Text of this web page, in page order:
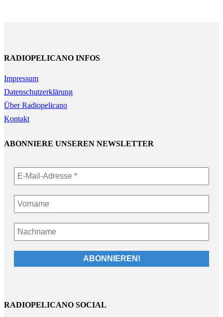
RADIOPELICANO INFOS
Impressum
Datenschutzerklärung
Über Radiopelicano
Kontakt
ABONNIERE UNSEREN NEWSLETTER
RADIOPELICANO SOCIAL